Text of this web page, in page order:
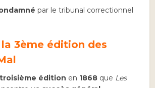
par le tribunal correctionnel
la 3ème édition des
troisième édition en 1868 que Les